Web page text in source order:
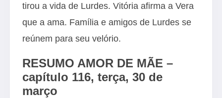
tirou a vida de Lurdes. Vitória afirma a Vera
que a ama. Família e amigos de Lurdes se
reúnem para seu velório.
RESUMO AMOR DE MÃE –
capítulo 116, terça, 30 de
março